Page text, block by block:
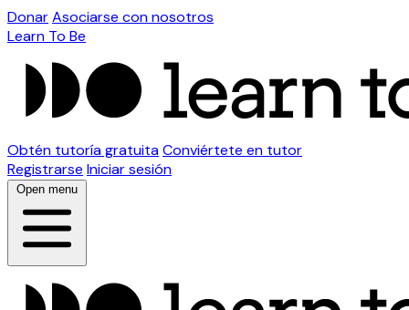
DonarAsociarse con nosotros
Learn To Be
Obtén tutoría gratuitaConviértete en tutor
Registrarse Iniciar sesión
Open menu